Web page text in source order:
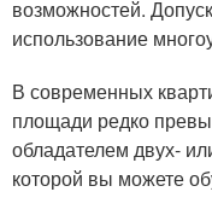
возможностей.
использование
В современных
площади редко
обладателем двух-
которой вы можете